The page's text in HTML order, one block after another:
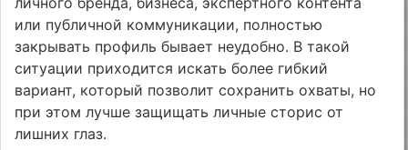
или публичной коммуникации, полностью
закрывать профиль бывает неудобно. В такой
ситуации приходится искать более гибкий
вариант, который позволит сохранить охваты, но
при этом лучше защищать личные сторис от
лишних глаз.